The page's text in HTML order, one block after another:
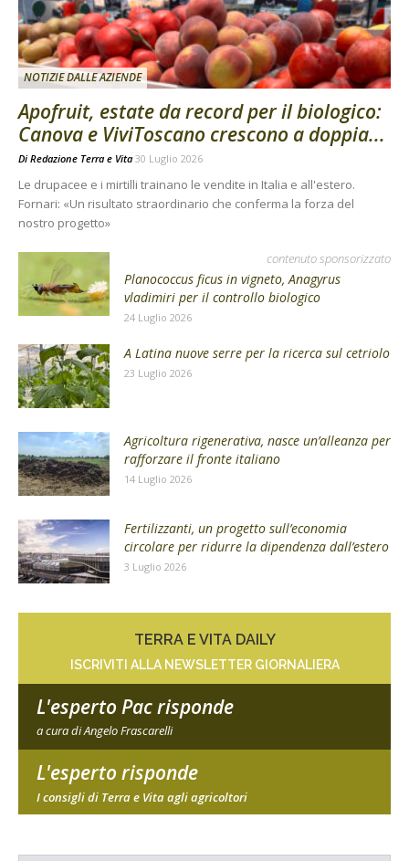
NOTIZIE DALLE AZIENDE
Apofruit, estate da record per il biologico:
Canova e ViviToscano crescono a doppia...
Di Redazione Terra e Vita 30 Luglio 2026
Le drupacee e i mirtilli trainano le vendite in Italia e all'estero.
Fornari: «Un risultato straordinario che conferma la forza del
nostro progetto»
contenuto sponsorizzato
Planococcus ficus in vigneto, Anagyrus
vladimiri per il controllo biologico
24 Luglio 2026
A Latina nuove serre per la ricerca sul cetriolo
23 Luglio 2026
Agricoltura rigenerativa, nasce un’alleanza per
rafforzare il fronte italiano
14 Luglio 2026
Fertilizzanti, un progetto sull’economia
circolare per ridurre la dipendenza dall’estero
3 Luglio 2026
TERRA E VITA DAILY
ISCRIVITI ALLA NEWSLETTER GIORNALIERA
L'esperto Pac risponde
a cura di Angelo Frascarelli
L'esperto risponde
I consigli di Terra e Vita agli agricoltori